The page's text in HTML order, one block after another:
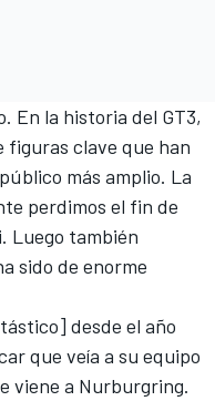
En la historia del GT3,
figuras clave que han
más amplio. La
perdimos el fin de
. Luego también
sido de enorme
desde el año
que veía a su equipo
viene a Nurburgring.